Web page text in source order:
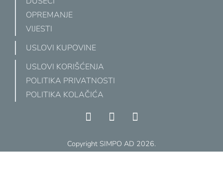
OPREMANJE
VIJESTI
USLOVI KUPOVINE
USLOVI KORIŠĆENJA
POLITIKA PRIVATNOSTI
POLITIKA KOLAČIĆA
Copyright SIMPO AD 2026.